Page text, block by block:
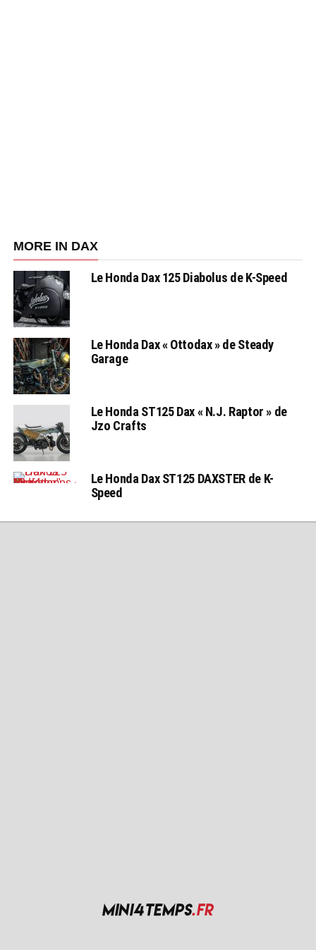
MORE IN DAX
Le Honda Dax 125 Diabolus de K-Speed
Le Honda Dax « Ottodax » de Steady
Garage
Le Honda ST125 Dax « N.J. Raptor » de
Jzo Crafts
Le Honda Dax ST125 DAXSTER de K-
Speed